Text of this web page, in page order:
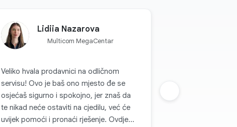
Lidiia Nazarova
Multicom MegaCentar
Veliko hvala prodavnici na odličnom
servisu! Ovo je baš ono mjesto đe se
osjećaš sigurno i spokojno, jer znaš da
te nikad neće ostaviti na cjedilu, već će
uvijek pomoći i pronaći rješenje. Ovdje